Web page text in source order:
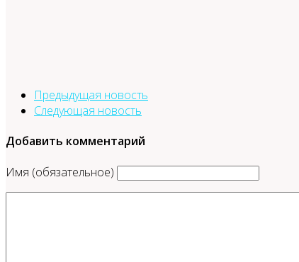
Предыдущая новость
Следующая новость
Добавить комментарий
Имя (обязательное)